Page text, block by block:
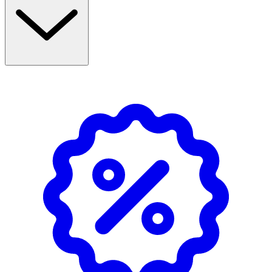
- Rekommenderad från 11 år.
- Applicera 1–2 gånger per dag på hela kroppen eller på
Diethylhexyl Carbonate, Glycerin, Ethylhexyl Stearate,
Cetearyl Alcohol, Sodium Polyacryloyldimethyl Taurate,
Caprylic/Capric Triglyceride, Betaine, Glyceryl Stearate,
PEG-100 Stearate, Canola Oil, Panthenol, Salicylic Acid,
Xanthan Gum, Bis-PEG/PPG-16/16 PEG/PPG-16/16
Dimethicone, Pentaerythrityl Tetra-di-t-butyl
Hydroxyhydrocinnamate, Sodium Hydroxide, Citric Acid,
Triisopropanolamine, Sodium Benzoate, Phenoxyethanol